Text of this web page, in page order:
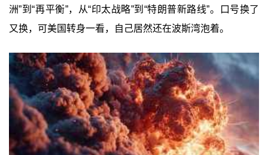
洲”到“再平衡”，从“印太战略”到“特朗普新路线”。口号换了
又换，可美国转身一看，自己居然还在波斯湾泡着。